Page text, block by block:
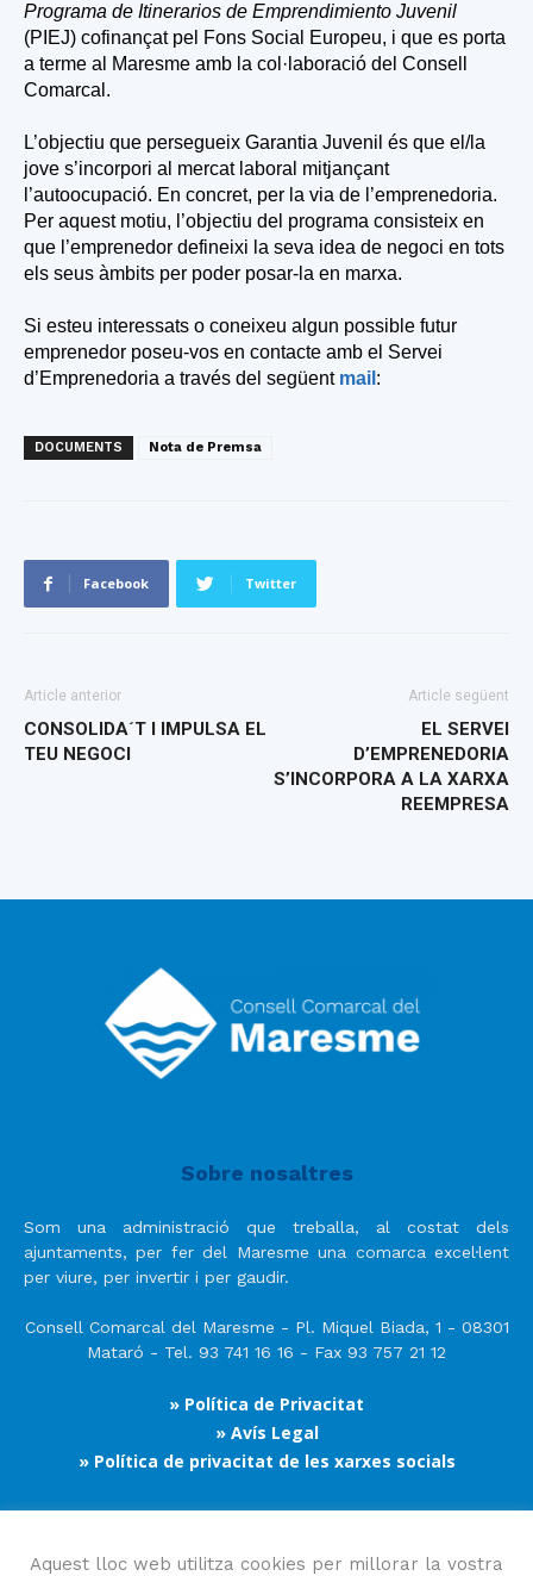
Programa de Itinerarios de Emprendimiento Juvenil
(PIEJ) cofinançat pel Fons Social Europeu, i que es porta
a terme al Maresme amb la col·laboració del Consell
Comarcal.
L’objectiu que persegueix Garantia Juvenil és que el/la
jove s’incorpori al mercat laboral mitjançant
l’autoocupació. En concret, per la via de l’emprenedoria.
Per aquest motiu, l’objectiu del programa consisteix en
que l’emprenedor defineixi la seva idea de negoci en tots
els seus àmbits per poder posar-la en marxa.
Si esteu interessats o coneixeu algun possible futur
emprenedor poseu-vos en contacte amb el Servei
d’Emprenedoria a través del següent mail :
DOCUMENTS Nota de Premsa
Facebook Twitter
Article anterior
CONSOLIDA´T I IMPULSA EL
TEU NEGOCI
Article següent
EL SERVEI
D’EMPRENEDORIA
S’INCORPORA A LA XARXA
REEMPRESA
Sobre nosaltres
Som una administració que treballa, al costat dels
ajuntaments, per fer del Maresme una comarca excel·lent
per viure, per invertir i per gaudir.
Consell Comarcal del Maresme - Pl. Miquel Biada, 1 - 08301
Mataró - Tel. 93 741 16 16 - Fax 93 757 21 12
» Política de Privacitat
» Avís Legal
» Política de privacitat de les xarxes socials
Segueix-nos
Aquest lloc web utilitza cookies per millorar la vostra